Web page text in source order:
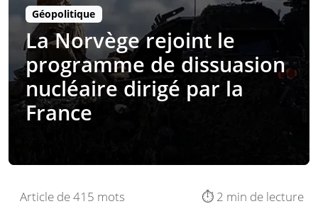
Géopolitique
La Norvège rejoint le
programme de dissuasion
nucléaire dirigé par la
France
Article de 415 mots ⏱️ 2 min de lecture